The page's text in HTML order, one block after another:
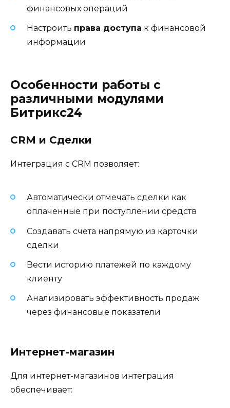
финансовых операций
Настроить права доступа к финансовой
информации
Особенности работы с
различными модулями
Битрикс24
CRM и Сделки
Интеграция с CRM позволяет:
Автоматически отмечать сделки как
оплаченные при поступлении средств
Создавать счета напрямую из карточки
сделки
Вести историю платежей по каждому
клиенту
Анализировать эффективность продаж
через финансовые показатели
Интернет-магазин
Для интернет-магазинов интеграция
обеспечивает: